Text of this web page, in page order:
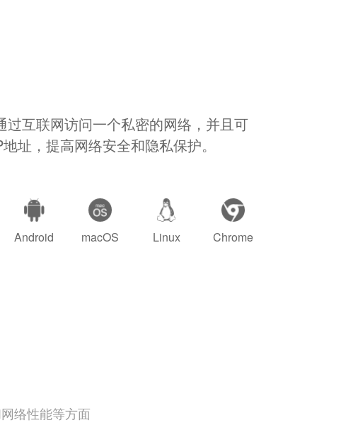
过互联网访问一个私密的网络，并且可
址，提高网络安全和隐私保护。
Android macOS Linux Chrome
络性能等方面